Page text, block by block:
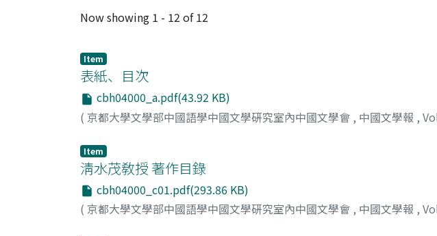
Recent Submissions
Now showing 1 - 12 of 12
Item
表紙、目次
cbh04000_a.pdf(43.92 KB)
( 京都大學文學部中國語學中國文學硏究室內中國文學會 , 中國文學報 ,
Item
淸水茂敎授 著作目錄
cbh04000_c01.pdf(293.86 KB)
( 京都大學文學部中國語學中國文學硏究室內中國文學會 , 中國文學報 ,